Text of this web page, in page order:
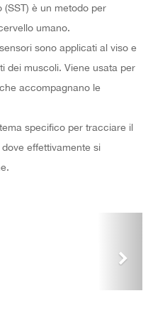
è un metodo per
umano.
sono applicati al viso e
dei muscoli. Viene usata per
accompagnano le
specifico per tracciare il
effettivamente si